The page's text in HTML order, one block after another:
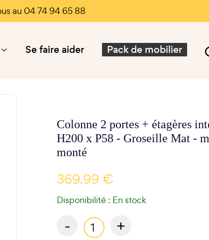
au 04 74 94 65 88
Se faire aider Pack de mobilier
Colonne 2 portes + étagères
H200 x P58 - Groseille Mat -
monté
369.99 €
Disponibilité : En stock
- +